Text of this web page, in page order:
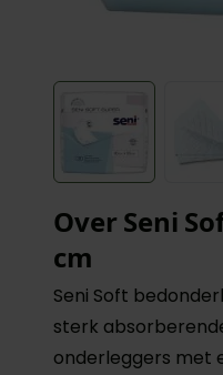
View larger
Over Seni
cm
Seni Soft
sterk
onderleggers met